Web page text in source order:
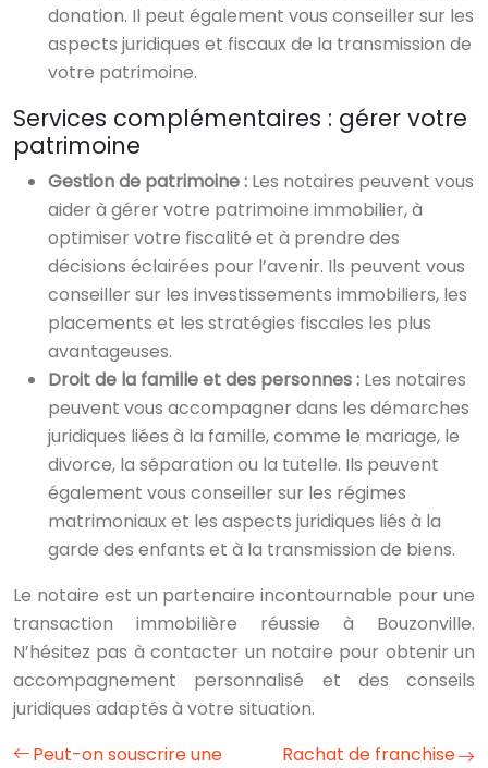
donation. Il peut également vous conseiller sur les
aspects juridiques et fiscaux de la transmission de
votre patrimoine.
Services complémentaires : gérer votre
patrimoine
Gestion de patrimoine : Les notaires peuvent vous
aider à gérer votre patrimoine immobilier, à
optimiser votre fiscalité et à prendre des
décisions éclairées pour l’avenir. Ils peuvent vous
conseiller sur les investissements immobiliers, les
placements et les stratégies fiscales les plus
avantageuses.
Droit de la famille et des personnes : Les notaires
peuvent vous accompagner dans les démarches
juridiques liées à la famille, comme le mariage, le
divorce, la séparation ou la tutelle. Ils peuvent
également vous conseiller sur les régimes
matrimoniaux et les aspects juridiques liés à la
garde des enfants et à la transmission de biens.
Le notaire est un partenaire incontournable pour une
transaction immobilière réussie à Bouzonville.
N’hésitez pas à contacter un notaire pour obtenir un
accompagnement personnalisé et des conseils
juridiques adaptés à votre situation.
Peut-on souscrire une
Rachat de franchise